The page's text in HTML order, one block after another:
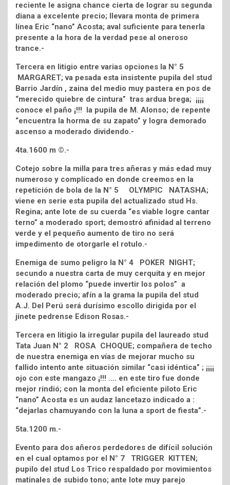
reciente le asigna chance cierta de lograr su segunda
diana a excelente precio; llevara monta de primera
línea Eric “nano” Acosta; aval suficiente para tenerla
presente a la hora de la verdad pese al oneroso
trance.-
Tercera en litigio entre varias opciones la N° 5
MARGARET; va pesada esta insistente pupila del stud
Barrio Jardín , zaina del medio muy pastera en pos de
“merecido quiebre de cintura” tras ardua brega; ¡¡¡¡
conoce el paño ¡!!! la pupila de M. Alonso; de repente
“encuentra la horma de su zapato” y logra demorado
ascenso a moderado dividendo.-
4ta.1600 m ©.-
Cotejo sobre la milla para tres añeras y más edad muy
numeroso y complicado en donde creemos en la
repetición de bola de la N° 5 OLYMPIC NATASHA;
viene en serie esta pupila del actualizado stud Hs.
Regina; ante lote de su cuerda “es viable logre cantar
terno” a moderado sport; demostró afinidad al terreno
verde y el pequeño aumento de tiro no será
impedimento de otorgarle el rotulo.-
Enemiga de sumo peligro la N° 4 POKER NIGHT;
secundo a nuestra carta de muy cerquita y en mejor
relación del plomo “puede invertir los polos” a
moderado precio; afín a la grama la pupila del stud
A.J. Del Perú será durísimo escollo dirigida por el
jinete pedrense Edison Rosas.-
Tercera en litigio la irregular pupila del laureado stud
Tata Juan N° 2 ROSA CHOQUE; compañera de techo
de nuestra enemiga en vías de mejorar mucho su
fallido intento ante situación similar “casi idéntica” ; ¡¡¡¡
ojo con este mangazo ¡!!! …. en este tiro fue donde
mejor rindió; con la monta del eficiente piloto Eric
“nano” Acosta es un audaz lancetazo indicado a :
“dejarlas chamuyando con la luna a sport de fiesta”.-
5ta.1200 m.-
Evento para dos añeros perdedores de difícil solución
en el cual optamos por el N° 7 TRIGGER KITTEN;
pupilo del stud Los Trico respaldado por movimientos
matinales de subido tono; ante lote muy parejo